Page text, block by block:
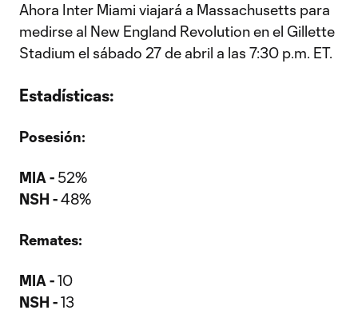
Ahora Inter Miami viajará a Massachusetts para
medirse al New England Revolution en el Gillette
Stadium el sábado 27 de abril a las 7:30 p.m. ET.
Estadísticas:
Posesión:
MIA - 52%
NSH -48%
Remates:
MIA -10
NSH -13